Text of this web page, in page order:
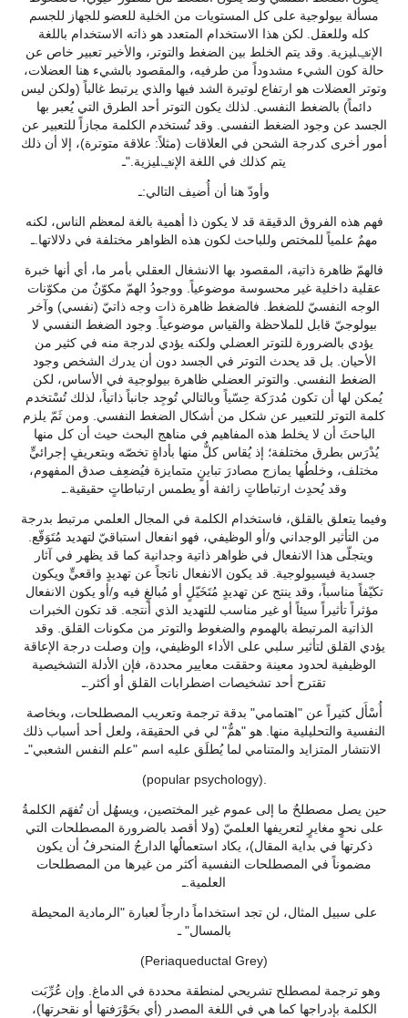
مسألة بيولوجية على كل المستويات من الخلية للعضو للجهاز للجسم
كله وللعقل. لكن هذا الاستخدام المتعدد هو ذاته الاستخدام باللغة
الإنݠليزية. وقد يتم الخلط بين الضغط والتوتر، والأخير تعبير خاص عن
حالة كون الشيء مشدوداً من طرفيه، والمقصود بالشيء هنا العضلات،
وتوتر العضلات هو ارتفاع لوتيرة الشد فيها والذي يرتبط غالباً (ولكن ليس
دائماً) بالضغط النفسي. لذلك يكون التوتر أحد الطرق التي يُعبر بها
الجسد عن وجود الضغط النفسي. وقد تُستخدم الكلمة مجازاً للتعبير عن
أمور أخرى كدرجة الشحن في العلاقات (مثلاً: علاقة متوترة)، إلا أن ذلك
يتم كذلك في اللغة الإنݠليزية."ـ
وأودّ هنا أن أُضيف التالي:ـ
فهم هذه الفروق الدقيقة قد لا يكون ذا أهمية بالغة لمعظم الناس، لكنه
مهمٌ علمياً للمختص وللباحث لكون هذه الظواهر مختلفة في دلالاتها.ـ
فالهمّ ظاهرة ذاتية، المقصود بها الانشغال العقلي بأمر ما، أي أنها خبرة
عقلية داخلية غير محسوسة موضوعياً. ووجودُ الهمّ مكوّنٌ من مكوّنات
الوجه النفسيّ للضغط. فالضغط ظاهرة ذات وجه ذاتيّ (نفسي) وآخر
بيولوجيّ قابل للملاحظة والقياس موضوعياً. وجود الضغط النفسي لا
يؤدي بالضرورة للتوتر العضلي ولكنه يؤدي لدرجة منه في كثير من
الأحيان. بل قد يحدث التوتر في الجسد دون أن يدرك الشخص وجود
الضغط النفسي. والتوتر العضلي ظاهرة بيولوجية في الأساس، لكن
يُمكن لها أن تكون مُدرَكة حِسّياً وبالتالي تُوجِد جانباً ذاتياً، لذلك تُسْتخدم
كلمة التوتر للتعبير عن شكل من أشكال الضغط النفسي. ومن ثَمّ يلزم
الباحثَ أن لا يخلط هذه المفاهيم في مناهج البحث حيث أن كل منها
يُدْرَس بطرق مختلفة؛ إذ يُقاس كلٌّ منها بأداةٍ تخصّه وبتعريفٍ إجرائيٍّ
مختلف، وخلطُها يمازج مصادرَ تباينٍ متمايزة فيُضعِف صدق المفهوم،
وقد يُحدِث ارتباطاتٍ زائفة أو يطمس ارتباطاتٍ حقيقية.ـ
وفيما يتعلق بالقلق، فاستخدام الكلمة في المجال العلمي مرتبط بدرجة
من التأثير الوجداني و/أو الوظيفي، فهو انفعال استباقيّ لتهديد مُتَوَقّع.
ويتجلّى هذا الانفعال في ظواهر ذاتية وجدانية كما قد يظهر في آثار
جسدية فيسيولوجية. قد يكون الانفعال ناتجاً عن تهديدٍ واقعيٍّ ويكون
تكيّفاً مناسباً، وقد ينتج عن تهديدٍ مُتَخَيّلٍ أو مُبالغٍ فيه و/أو يكون الانفعال
مؤثراً تأثيراً سيئاً أو غير مناسب للتهديد الذي أنتجه. قد تكون الخبرات
الذاتية المرتبطة بالهموم والضغوط والتوتر من مكونات القلق. وقد
يؤدي القلق لتأثير سلبي على الأداء الوظيفي، وإن وصلت درجة الإعاقة
الوظيفية لحدود معينة وحققت معايير محددة، فإن الأدلة التشخيصية
تقترح أحد تشخيصات اضطرابات القلق أو أكثر.ـ
أُسْأَل كثيراً عن "اهتمامي" بدقة ترجمة وتعريب المصطلحات، وبخاصة
النفسية والتحليلية منها. هو "همٌّ" لي في الحقيقة، ولعل أحد أسباب ذلك
(popular psychology).
حين يصل مصطلحٌ ما إلى عموم غير المختصين، ويسهُل أن تُفهَم الكلمةُ
على نحوٍ مغايرٍ لتعريفها العلميّ (ولا أقصد بالضرورة المصطلحات التي
ذكرتها في بداية المقال)، يكاد استعمالُها الدارجُ المنحرفُ أن يكون
مضموناً في المصطلحات النفسية أكثر من غيرها من المصطلحات
العلمية.ـ
على سبيل المثال، لن تجد استخداماً دارجاً لعبارة "الرمادية المحيطة
بالمسال" ـ
(Periaqueductal Grey)
الكلمة بإدراجها كما هي في اللغة المصدر (أي بحَوْرَفتها أو نقحرتها)،